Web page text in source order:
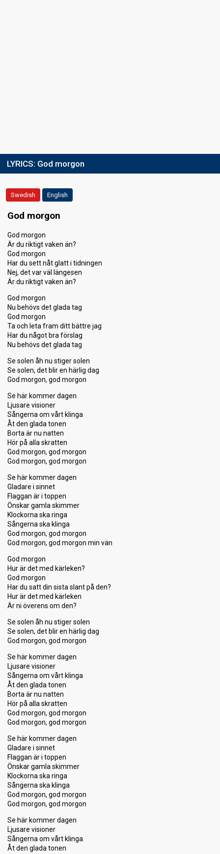
LYRICS: God morgon
Swedish English
God morgon
God morgon
Är du riktigt vaken än?
God morgon
Har du sett nåt glatt i tidningen
Nej, det var väl längesen
Är du riktigt vaken än?
God morgon
Nu behövs det glada tag
God morgon
Ta och leta fram ditt bättre jag
Har du något bra förslag
Nu behövs det glada tag
Se solen åh nu stiger solen
Se solen, det blir en härlig dag
God morgon, god morgon
Se här kommer dagen
Ljusare visioner
Sångerna om vårt klinga
Åt den glada tonen
Borta är nu natten
Hör på alla skratten
God morgon, god morgon
God morgon, god morgon
Se här kommer dagen
Gladare i sinnet
Flaggan är i toppen
Önskar gamla skimmer
Klockorna ska ringa
Sångerna ska klinga
God morgon, god morgon
God morgon, god morgon min vän
God morgon
Hur är det med kärleken?
God morgon
Har du satt din sista slant på den?
Hur är det med kärleken
Är ni överens om den?
Se solen åh nu stiger solen
Se solen, det blir en härlig dag
God morgon, god morgon
Se här kommer dagen
Ljusare visioner
Sångerna om vårt klinga
Åt den glada tonen
Borta är nu natten
Hör på alla skratten
God morgon, god morgon
God morgon, god morgon
Se här kommer dagen
Gladare i sinnet
Flaggan är i toppen
Önskar gamla skimmer
Klockorna ska ringa
Sångerna ska klinga
God morgon, god morgon
God morgon, god morgon
Se här kommer dagen
Ljusare visioner
Sångerna om vårt klinga
Åt den glada tonen